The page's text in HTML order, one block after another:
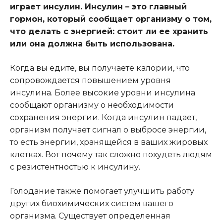
играет инсулин. Инсулин – это главный
гормон, который сообщает организму о том,
что делать с энергией: стоит ли ее хранить
или она должна быть использована.
Когда вы едите, вы получаете калории, что
сопровождается повышением уровня
инсулина. Более высокие уровни инсулина
сообщают организму о необходимости
сохранения энергии. Когда инсулин падает,
организм получает сигнал о выбросе энергии,
то есть энергии, хранящейся в ваших жировых
клетках. Вот почему так сложно похудеть людям
с резистентностью к инсулину.
Голодание также помогает улучшить работу
других биохимических систем вашего
организма. Существует определенная